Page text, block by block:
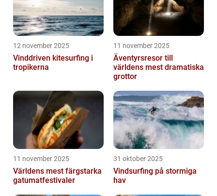
12 november 2025
Vinddriven kitesurfing i
tropikerna
11 november 2025
Äventyrsresor till
världens mest dramatiska
grottor
11 november 2025
Världens mest färgstarka
gatumatfestivaler
31 oktober 2025
Vindsurfing på stormiga
hav